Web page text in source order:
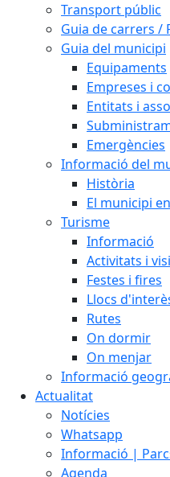
Transport públic
Guia de carrers /
Guia del municipi
Equipaments
Empreses i
Entitats i
Emergències
Informació del
Història
El municipi
Turisme
Informació
Activitats i
Festes i fires
Llocs
Rutes
On dormir
On menjar
Informació
Actualitat
Notícies
Whatsapp
Informació |
Agenda